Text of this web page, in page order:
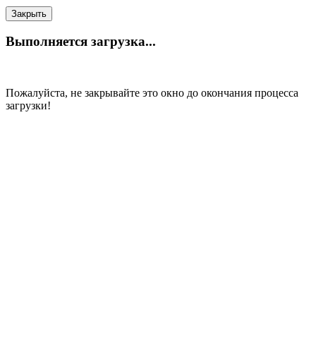
Закрыть
Выполняется загрузка...
Пожалуйста, не закрывайте это окно до окончания процесса
загрузки!